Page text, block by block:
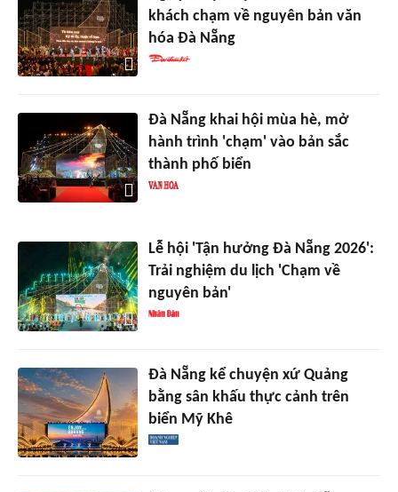
khách chạm về nguyên bản văn
hóa Đà Nẵng
Đà Nẵng khai hội mùa hè, mở
hành trình 'chạm' vào bản sắc
thành phố biển
Lễ hội 'Tận hưởng Đà Nẵng 2026':
Trải nghiệm du lịch 'Chạm về
nguyên bản'
Đà Nẵng kể chuyện xứ Quảng
bằng sân khấu thực cảnh trên
biển Mỹ Khê